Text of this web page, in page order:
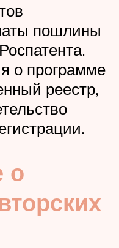
пошлины
о программе
реестр,
о